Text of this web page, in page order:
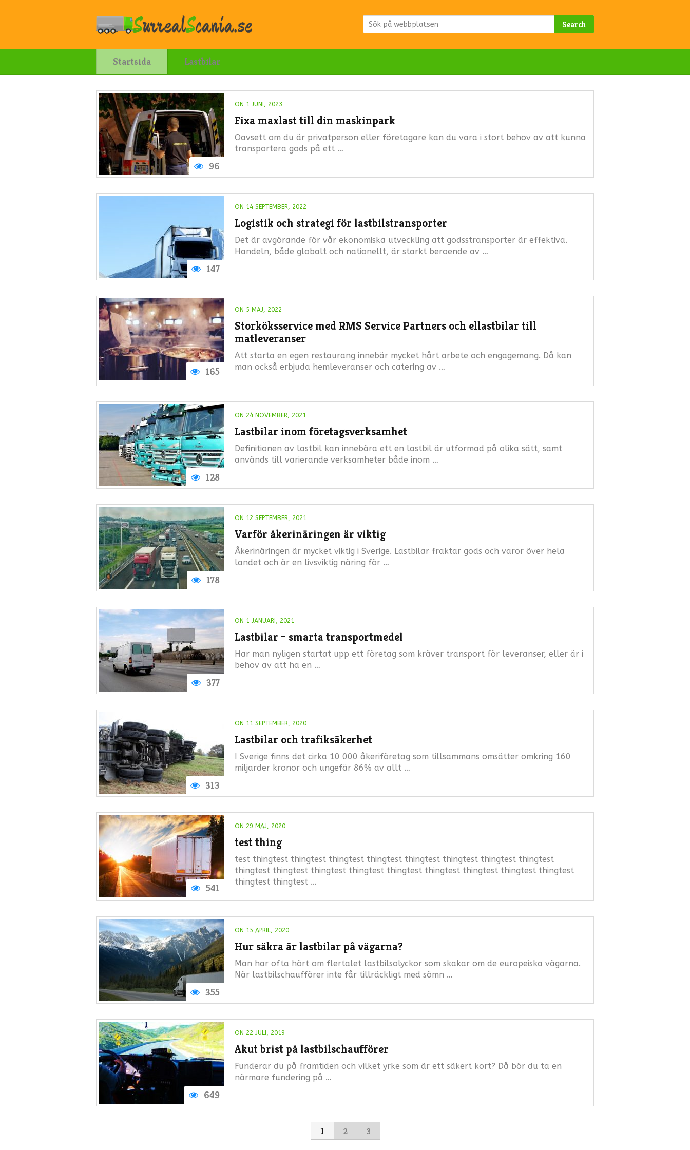
Search
Startsida Lastbilar
96
ON 1 JUNI, 2023
Fixa maxlast till din maskinpark
Oavsett om du är privatperson eller företagare kan du vara i stort behov av att kunna
transportera gods på ett …
147
ON 14 SEPTEMBER, 2022
Logistik och strategi för lastbilstransporter
Det är avgörande för vår ekonomiska utveckling att godsstransporter är effektiva.
Handeln, både globalt och nationellt, är starkt beroende av …
165
ON 5 MAJ, 2022
Storköksservice med RMS Service Partners och ellastbilar till
matleveranser
Att starta en egen restaurang innebär mycket hårt arbete och engagemang. Då kan
man också erbjuda hemleveranser och catering av …
128
ON 24 NOVEMBER, 2021
Lastbilar inom företagsverksamhet
Definitionen av lastbil kan innebära ett en lastbil är utformad på olika sätt, samt
används till varierande verksamheter både inom …
178
ON 12 SEPTEMBER, 2021
Varför åkerinäringen är viktig
Åkerinäringen är mycket viktig i Sverige. Lastbilar fraktar gods och varor över hela
landet och är en livsviktig näring för …
377
ON 1 JANUARI, 2021
Lastbilar – smarta transportmedel
Har man nyligen startat upp ett företag som kräver transport för leveranser, eller är i
behov av att ha en …
313
ON 11 SEPTEMBER, 2020
Lastbilar och trafiksäkerhet
I Sverige finns det cirka 10 000 åkeriföretag som tillsammans omsätter omkring 160
miljarder kronor och ungefär 86% av allt …
541
ON 29 MAJ, 2020
test thing
test thingtest thingtest thingtest thingtest thingtest thingtest thingtest thingtest
thingtest thingtest thingtest thingtest thingtest thingtest thingtest thingtest thingtest
thingtest thingtest …
355
ON 15 APRIL, 2020
Hur säkra är lastbilar på vägarna?
Man har ofta hört om flertalet lastbilsolyckor som skakar om de europeiska vägarna.
När lastbilschaufförer inte får tillräckligt med sömn …
649
ON 22 JULI, 2019
Akut brist på lastbilschaufförer
Funderar du på framtiden och vilket yrke som är ett säkert kort? Då bör du ta en
närmare fundering på …
1 2 3